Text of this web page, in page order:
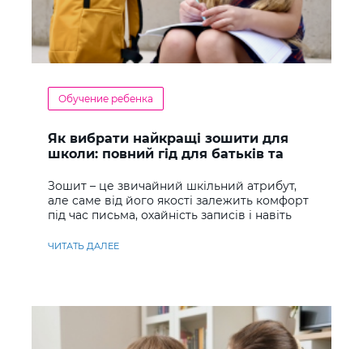
Обучение ребенка
Як вибрати найкращі зошити для
школи: повний гід для батьків та
Зошит – це звичайний шкільний атрибут,
але саме від його якості залежить комфорт
під час письма, охайність записів і навіть
ЧИТАТЬ ДАЛЕЕ